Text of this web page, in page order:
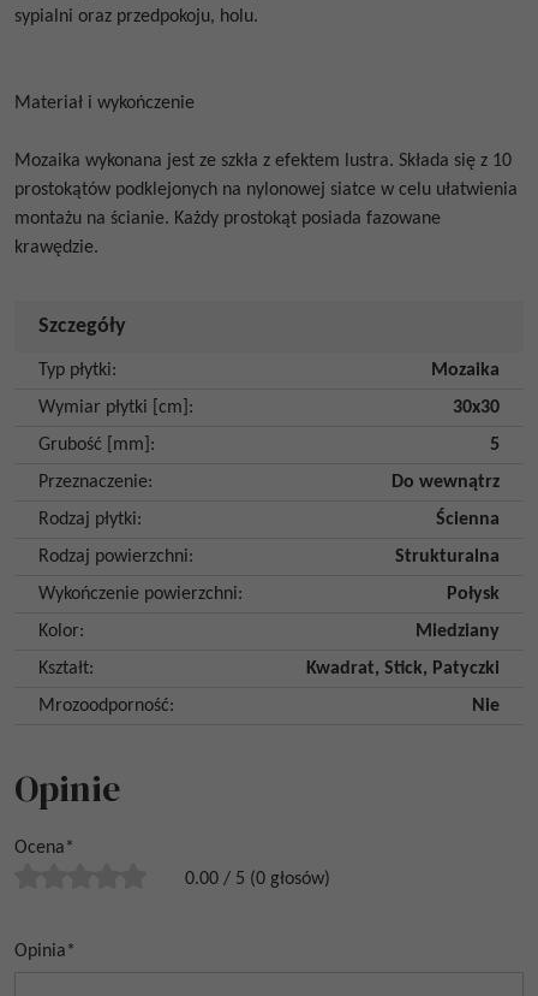
sypialni oraz przedpokoju, holu.
Materiał i wykończenie
Mozaika wykonana jest ze szkła z efektem lustra. Składa się z 10
prostokątów podklejonych na nylonowej siatce w celu ułatwienia
montażu na ścianie. Każdy prostokąt posiada fazowane
krawędzie.
Szczegóły
Typ płytki:
Mozaika
Wymiar płytki [cm] :
30x30
Grubość [mm] :
5
Przeznaczenie:
Do wewnątrz
Rodzaj płytki:
Ścienna
Rodzaj powierzchni:
Strukturalna
Wykończenie powierzchni:
Połysk
Kolor:
Miedziany
Kształt: Kwadrat, Stick, Patyczki
Mrozoodporność: Nie
Opinie
Ocena*
0.00 / 5 (0 głosów)
Opinia*